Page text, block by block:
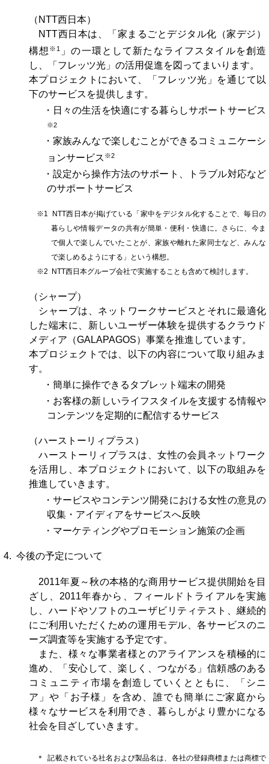
（NTT西日本）
NTT西日本は、「家まるごとデジタル化（家デジ）
構想 ※1
」の一環として新たなライフスタイルを創造
し、「フレッツ光」の活用促進を図ってまいります。
本プロジェクトにおいて、「フレッツ光」を通じて以
下のサービスを提供します。
・日々の生活を快適にする暮らしサポートサービス
※2
・家族みんなで楽しむことができるコミュニケーシ
ョンサービス ※2
・設定から操作方法のサポート、トラブル対応など
のサポートサービス
※1 NTT西日本が掲げている「家中をデジタル化することで、毎日の
暮らしや情報データの共有が簡単・便利・快適に。さらに、今ま
で個人で楽しんでいたことが、家族や離れた家同士など、みんな
で楽しめるようにする」という構想。
※2 NTT西日本グループ会社で実施することも含めて検討します。
（シャープ）
シャープは、ネットワークサービスとそれに最適化
した端末に、新しいユーザー体験を提供するクラウド
メディア（GALAPAGOS）事業を推進しています。
本プロジェクトでは、以下の内容について取り組みま
す。
・簡単に操作できるタブレット端末の開発
・お客様の新しいライフスタイルを支援する情報や
コンテンツを定期的に配信するサービス
（ハーストーリィプラス）
ハーストーリィプラスは、女性の会員ネットワーク
を活用し、本プロジェクトにおいて、以下の取組みを
推進していきます。
・サービスやコンテンツ開発における女性の意見の
収集・アイディアをサービスへ反映
・マーケティングやプロモーション施策の企画
4. 今後の予定について
2011年夏～秋の本格的な商用サービス提供開始を目
ざし、2011年春から、フィールドトライアルを実施
し、ハードやソフトのユーザビリティテスト、継続的
にご利用いただくための運用モデル、各サービスのニ
ーズ調査等を実施する予定です。
また、様々な事業者様とのアライアンスを積極的に
進め、「安心して、楽しく、つながる」信頼感のある
コミュニティ市場を創造していくとともに、「シニ
ア」や「お子様」を含め、誰でも簡単にご家庭から
様々なサービスを利用でき、暮らしがより豊かになる
社会を目ざしていきます。
＊ 記載されている社名および製品名は、各社の登録商標または商標で